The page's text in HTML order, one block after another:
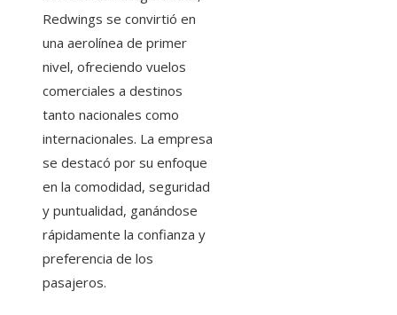
Redwings se convirtió en
una aerolínea de primer
nivel, ofreciendo vuelos
comerciales a destinos
tanto nacionales como
internacionales. La empresa
se destacó por su enfoque
en la comodidad, seguridad
y puntualidad, ganándose
rápidamente la confianza y
preferencia de los
pasajeros.